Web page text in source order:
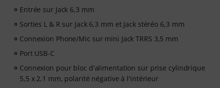
Entrée sur Jack 6,3 mm
Sorties L & R sur Jack 6,3 mm et Jack stéréo 6,3 mm
Connexion Phone/Mic sur mini Jack TRRS 3,5 mm
Port USB-C
Connexion pour bloc d'alimentation sur prise cylindrique
5,5 x 2,1 mm, polarité négative à l'intérieur